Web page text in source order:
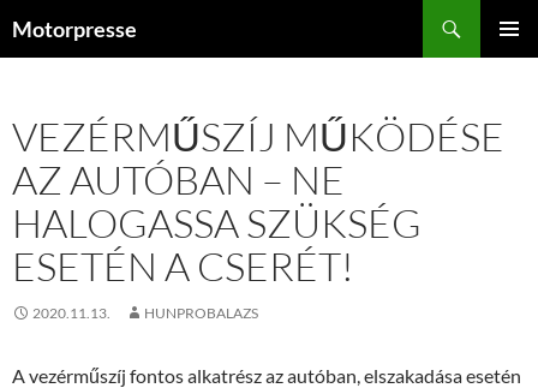
Motorpresse
VEZÉRMŰSZÍJ MŰKÖDÉSE
AZ AUTÓBAN – NE
HALOGASSA SZÜKSÉG
ESETÉN A CSERÉT!
2020.11.13. HUNPROBALAZS
A vezérműszíj fontos alkatrész az autóban, elszakadása esetén